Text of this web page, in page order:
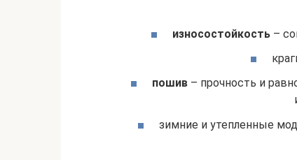
износостойкость –
пошив– прочность и
зимние и утепленные